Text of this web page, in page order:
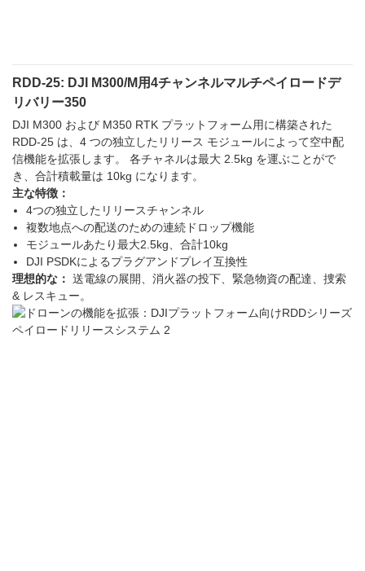
RDD-25: DJI M300/M用4チャンネルマルチペイロードデ
リバリー350
DJI M300 および M350 RTK プラットフォーム用に構築された
RDD-25 は、4 つの独立したリリース モジュールによって空中配
信機能を拡張します。 各チャネルは最大 2.5kg を運ぶことがで
き、合計積載量は 10kg になります。
主な特徴：
4つの独立したリリースチャンネル
複数地点への配送のための連続ドロップ機能
モジュールあたり最大2.5kg、合計10kg
DJI PSDKによるプラグアンドプレイ互換性
理想的な： 送電線の展開、消火器の投下、緊急物資の配達、捜索
& レスキュー。